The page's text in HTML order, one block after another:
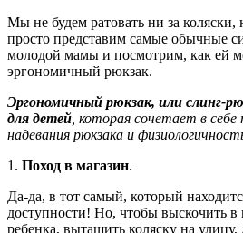
Мы не будем ратовать ни за коляски,
просто представим самые обычные
молодой мамы и посмотрим, как ей
эргономичный рюкзак.
Эргономичный рюкзак, или слинг-
для детей , которая сочетает в
надевания рюкзака и
1. Поход в магазин.
Да-да, в тот самый, который
доступности! Но, чтобы выскочить в
ребенка, вытащить коляску на